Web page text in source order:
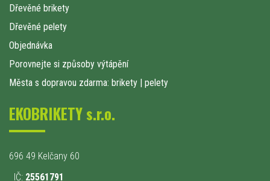
Dřevěné brikety
Dřevěné pelety
Objednávka
Porovnejte si způsoby výtápění
Města s dopravou zdarma: brikety | pelety
EKOBRIKETY s.r.o.
696 49 Kelčany 60
IČ: 25561791